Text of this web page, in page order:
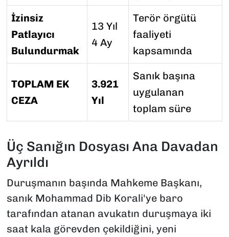
İzinsiz
Patlayıcı
Bulundurmak
13 Yıl
4 Ay
Terör örgütü
faaliyeti
kapsamında
TOPLAM EK
CEZA
3.921
Yıl
Sanık başına
uygulanan
toplam süre
Üç Sanığın Dosyası Ana Davadan
Ayrıldı
Duruşmanın başında Mahkeme Başkanı,
sanık Mohammad Dib Korali'ye baro
tarafından atanan avukatın duruşmaya iki
saat kala görevden çekildiğini, yeni